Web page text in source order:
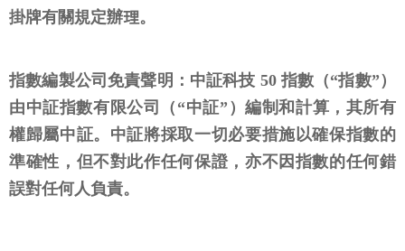
掛牌有關規定辦理。
指數編製公司免責聲明：中証科技 50 指數（“指數”）
由中証指數有限公司（“中証”）編制和計算，其所有
權歸屬中証。中証將採取一切必要措施以確保指數的
準確性，但不對此作任何保證，亦不因指數的任何錯
誤對任何人負責。